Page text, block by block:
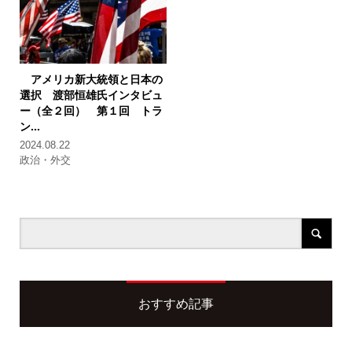
アメリカ新大統領と日本の
選択 渡部恒雄氏インタビュ
ー（全２回）
第１回 トラ
ン...
2024.08.22
政治・外交
おすすめ記事